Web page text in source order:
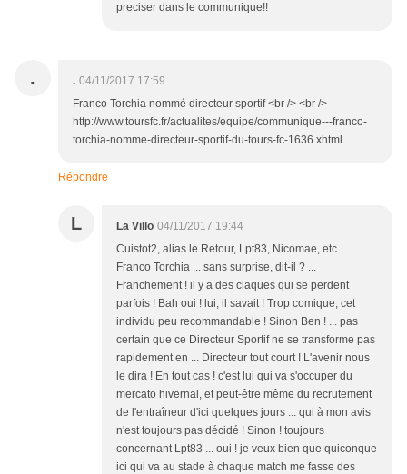
preciser dans le communique!!
. . 04/11/2017 17:59
Franco Torchia nommé directeur sportif <br /> <br />
http://www.toursfc.fr/actualites/equipe/communique---franco-
torchia-nomme-directeur-sportif-du-tours-fc-1636.xhtml
Répondre
L La Villo 04/11/2017 19:44
Cuistot2, alias le Retour, Lpt83, Nicomae, etc ...
Franco Torchia ... sans surprise, dit-il ? ...
Franchement ! il y a des claques qui se perdent
parfois ! Bah oui ! lui, il savait ! Trop comique, cet
individu peu recommandable ! Sinon Ben ! ... pas
certain que ce Directeur Sportif ne se transforme pas
rapidement en ... Directeur tout court ! L'avenir nous
le dira ! En tout cas ! c'est lui qui va s'occuper du
mercato hivernal, et peut-être même du recrutement
de l'entraîneur d'ici quelques jours ... qui à mon avis
n'est toujours pas décidé ! Sinon ! toujours
concernant Lpt83 ... oui ! je veux bien que quiconque
ici qui va au stade à chaque match me fasse des